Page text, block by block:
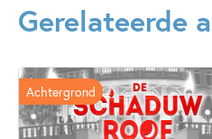
Gerelateerde
Achtergrond